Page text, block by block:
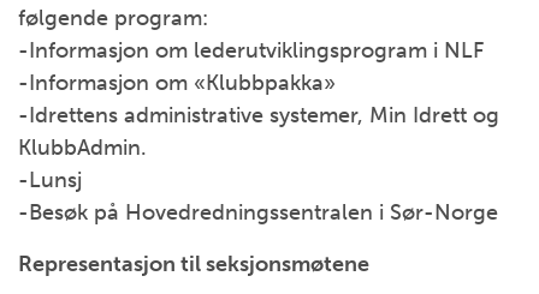
følgende program:
-Informasjon om lederutviklingsprogram i NLF
-Informasjon om «Klubbpakka»
-Idrettens administrative systemer, Min Idrett og
KlubbAdmin.
-Lunsj
-Besøk på Hovedredningssentralen i Sør-Norge
Representasjon til seksjonsmøtene